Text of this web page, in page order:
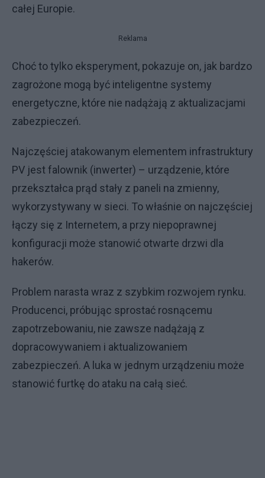
całej Europie.
Reklama
Choć to tylko eksperyment, pokazuje on, jak bardzo
zagrożone mogą być inteligentne systemy
energetyczne, które nie nadążają z aktualizacjami
zabezpieczeń.
Najczęściej atakowanym elementem infrastruktury
PV jest falownik (inwerter) – urządzenie, które
przekształca prąd stały z paneli na zmienny,
wykorzystywany w sieci. To właśnie on najczęściej
łączy się z Internetem, a przy niepoprawnej
konfiguracji może stanowić otwarte drzwi dla
hakerów.
Problem narasta wraz z szybkim rozwojem rynku.
Producenci, próbując sprostać rosnącemu
zapotrzebowaniu, nie zawsze nadążają z
dopracowywaniem i aktualizowaniem
zabezpieczeń. A luka w jednym urządzeniu może
stanowić furtkę do ataku na całą sieć.